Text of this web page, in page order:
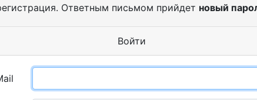
Ответным письмом прийдет новый
Войти